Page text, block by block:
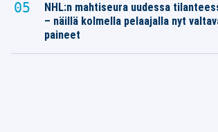
NHL:n mahtiseura uudessa
– näillä kolmella pelaajalla nyt
paineet